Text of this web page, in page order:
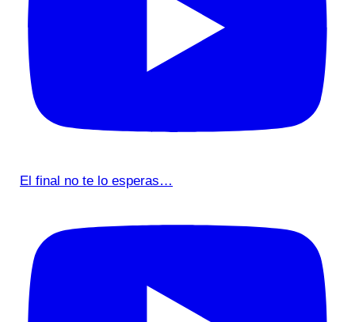
El final no te lo esperas…